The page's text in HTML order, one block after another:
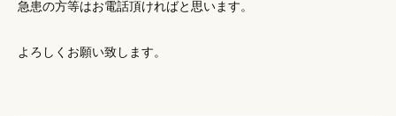
急患の方等はお電話頂ければと思います。
よろしくお願い致します。